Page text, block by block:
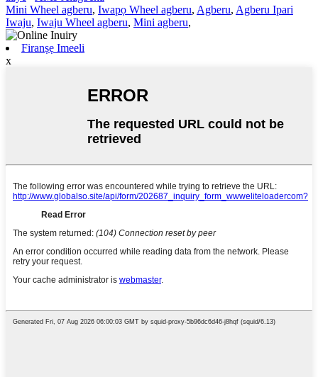
Mini Wheel agberu, Iwapọ Wheel agberu, Agberu, Agberu Ipari
Iwaju, Iwaju Wheel agberu, Mini agberu,
Firanṣẹ Imeeli
x